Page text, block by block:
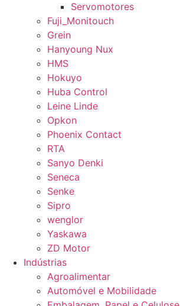
Servomotores
Fuji_Monitouch
Grein
Hanyoung Nux
HMS
Hokuyo
Huba Control
Leine Linde
Opkon
Phoenix Contact
RTA
Sanyo Denki
Seneca
Senke
Sipro
wenglor
Yaskawa
ZD Motor
Indústrias
Agroalimentar
Automóvel e Mobilidade